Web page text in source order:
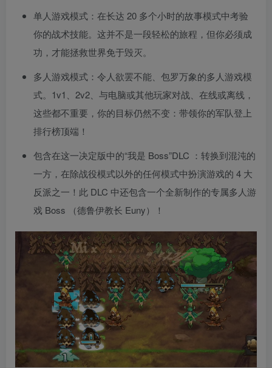
单人游戏模式：在长达 20 多个小时的故事模式中考验
你的战术技能。这并不是一段轻松的旅程，但你必须成
功，才能拯救世界免于毁灭。
多人游戏模式：令人欲罢不能、包罗万象的多人游戏模
式。1v1、2v2、与电脑或其他玩家对战、在线或离线，
这些都不重要，你的目标仍然不变：带领你的军队登上
排行榜顶端！
包含在这一决定版中的“我是 Boss”DLC ：转换到混沌的
一方，在除战役模式以外的任何模式中扮演游戏的 4 大
反派之一！此 DLC 中还包含一个全新制作的专属多人游
戏 Boss （德鲁伊教长 Euny）！